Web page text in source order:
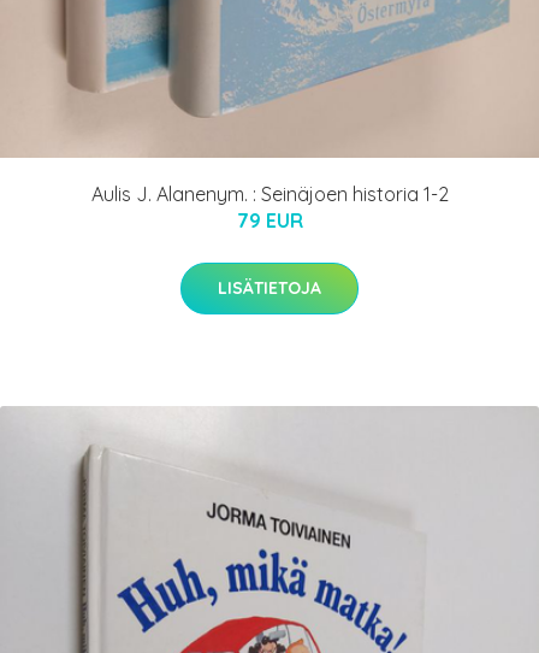
Aulis J. Alanenym. : Seinäjoen historia 1-2
79 EUR
LISÄTIETOJA